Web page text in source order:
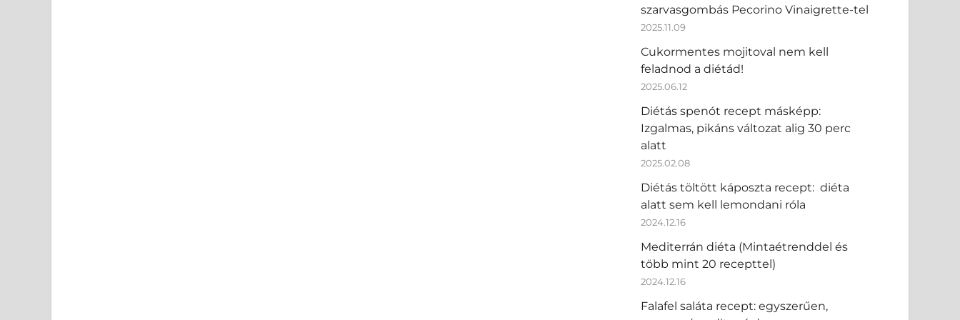
szarvasgombás Pecorino Vinaigrette-tel
2025.11.09
Cukormentes mojitoval nem kell
feladnod a diétád!
2025.06.12
Diétás spenót recept másképp:
Izgalmas, pikáns változat alig 30 perc
alatt
2025.02.08
Diétás töltött káposzta recept: diéta
alatt sem kell lemondani róla
2024.12.16
Mediterrán diéta (Mintaétrenddel és
több mint 20 recepttel)
2024.12.16
Falafel saláta recept: egyszerűen,